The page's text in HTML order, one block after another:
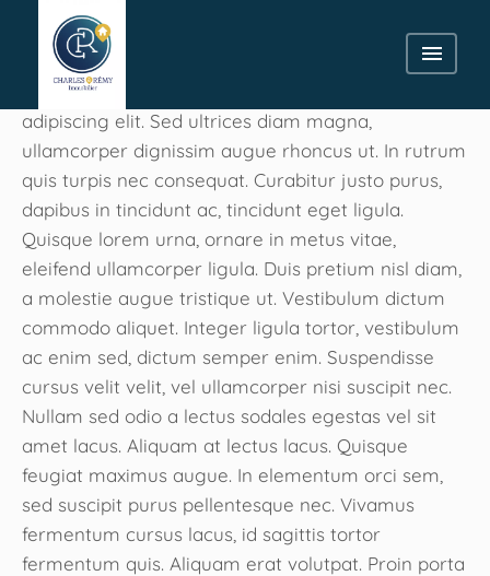
Lorem ipsum dolor sit amet, consectetur
adipiscing elit. Sed ultrices diam magna,
ullamcorper dignissim augue rhoncus ut. In rutrum
quis turpis nec consequat. Curabitur justo purus,
dapibus in tincidunt ac, tincidunt eget ligula.
Quisque lorem urna, ornare in metus vitae,
eleifend ullamcorper ligula. Duis pretium nisl diam,
a molestie augue tristique ut. Vestibulum dictum
commodo aliquet. Integer ligula tortor, vestibulum
ac enim sed, dictum semper enim. Suspendisse
cursus velit velit, vel ullamcorper nisi suscipit nec.
Nullam sed odio a lectus sodales egestas vel sit
amet lacus. Aliquam at lectus lacus. Quisque
feugiat maximus augue. In elementum orci sem,
sed suscipit purus pellentesque nec. Vivamus
fermentum cursus lacus, id sagittis tortor
fermentum quis. Aliquam erat volutpat. Proin porta